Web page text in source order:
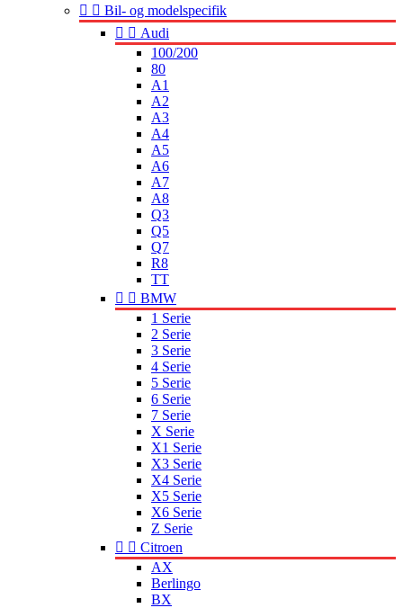
  Bil- og modelspecifik
  Audi
100/200
80
A1
A2
A3
A4
A5
A6
A7
A8
Q3
Q5
Q7
R8
TT
  BMW
1 Serie
2 Serie
3 Serie
4 Serie
5 Serie
6 Serie
7 Serie
X Serie
X1 Serie
X3 Serie
X4 Serie
X5 Serie
X6 Serie
Z Serie
  Citroen
AX
Berlingo
BX